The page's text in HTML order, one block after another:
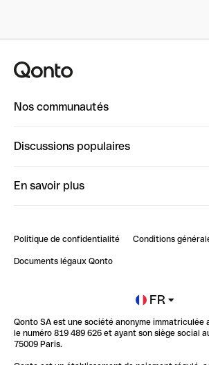
Nos communautés
ClubQonto
Discussions populaires
Impact de l'IA sur les carrières/productivité
En savoir plus
Blog
Newsroom
Glossaire finance
Politique de confidentialité Conditions
Documents légaux Qonto
FR
Qonto SA est une société anonyme immatriculée
le numéro 819 489 626 et ayant son siège social
75009 Paris.